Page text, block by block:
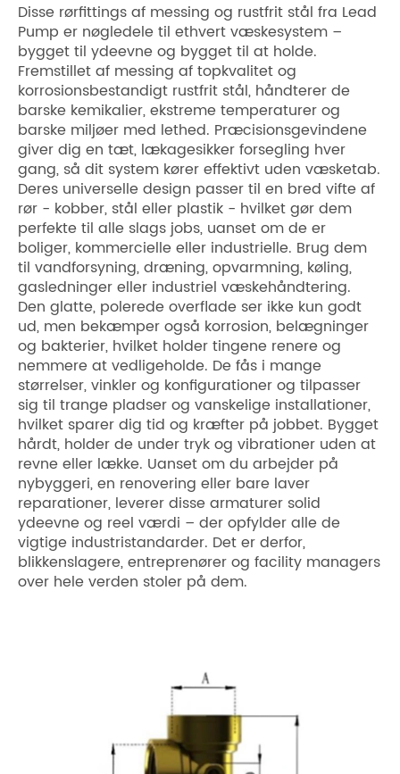
Disse rørfittings af messing og rustfrit stål fra Lead
Pump er nøgledele til ethvert væskesystem –
bygget til ydeevne og bygget til at holde.
Fremstillet af messing af topkvalitet og
korrosionsbestandigt rustfrit stål, håndterer de
barske kemikalier, ekstreme temperaturer og
barske miljøer med lethed. Præcisionsgevindene
giver dig en tæt, lækagesikker forsegling hver
gang, så dit system kører effektivt uden væsketab.
Deres universelle design passer til en bred vifte af
rør - kobber, stål eller plastik - hvilket gør dem
perfekte til alle slags jobs, uanset om de er
boliger, kommercielle eller industrielle. Brug dem
til vandforsyning, dræning, opvarmning, køling,
gasledninger eller industriel væskehåndtering.
Den glatte, polerede overflade ser ikke kun godt
ud, men bekæmper også korrosion, belægninger
og bakterier, hvilket holder tingene renere og
nemmere at vedligeholde. De fås i mange
størrelser, vinkler og konfigurationer og tilpasser
sig til trange pladser og vanskelige installationer,
hvilket sparer dig tid og kræfter på jobbet. Bygget
hårdt, holder de under tryk og vibrationer uden at
revne eller lække. Uanset om du arbejder på
nybyggeri, en renovering eller bare laver
reparationer, leverer disse armaturer solid
ydeevne og reel værdi – der opfylder alle de
vigtige industristandarder. Det er derfor,
blikkenslagere, entreprenører og facility managers
over hele verden stoler på dem.